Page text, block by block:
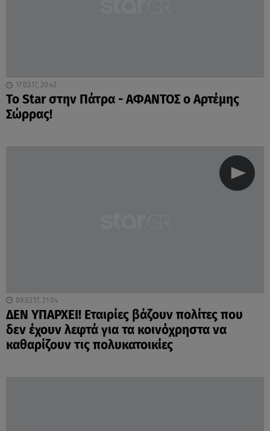
17.03.17, 20:43
Το Star στην Πάτρα - ΑΦΑΝΤΟΣ ο Αρτέμης
Σώρρας!
09.03.17, 21:04
ΔΕΝ ΥΠΑΡΧΕΙ! Εταιρίες βάζουν πολίτες που
δεν έχουν λεφτά για τα κοινόχρηστα να
καθαρίζουν τις πολυκατοικίες